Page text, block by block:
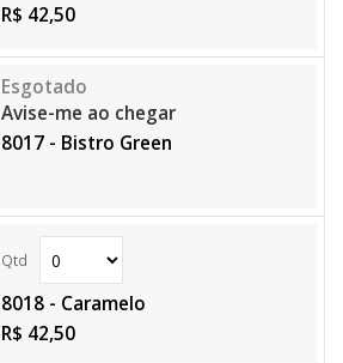
R$ 42,50
Avise-me ao chegar
8017 - Bistro Green
8018 - Caramelo
R$ 42,50